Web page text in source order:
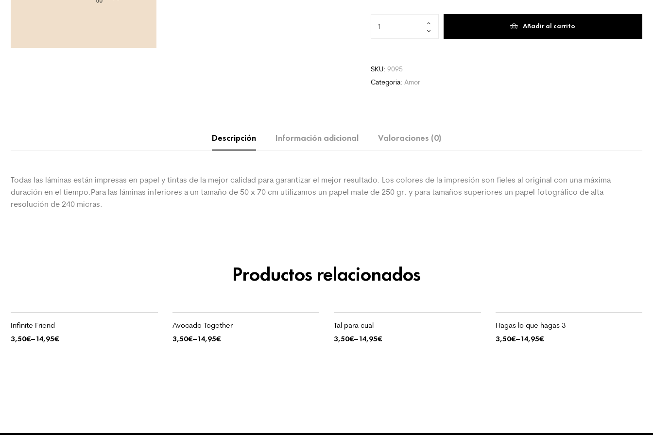
Añadir al carrito
SKU: 9095
Categoría: Amor
Descripción Información adicional Valoraciones (0)
Todas las láminas están impresas en papel y tintas de la mejor calidad para garantizar el mejor resultado. Los colores de la impresión son fieles al original con una máxima
duración en el tiempo.Para las láminas inferiores a un tamaño de 50 x 70 cm utilizamos un papel mate de 250 gr. y para tamaños superiores un papel fotográfico de alta
resolución de 240 micras.
Productos relacionados
Infinite Friend
3,50€–14,95€
Avocado Together
3,50€–14,95€
Tal para cual
3,50€–14,95€
Hagas lo que hagas 3
3,50€–14,95€